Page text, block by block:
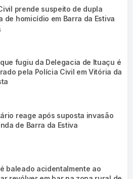
prende suspeito de dupla
de homicídio em Barra da Estiva
que fugiu da Delegacia de Ituaçu é
pela Polícia Civil em Vitória da
reage após suposta invasão
de Barra da Estiva
é baleado acidentalmente ao